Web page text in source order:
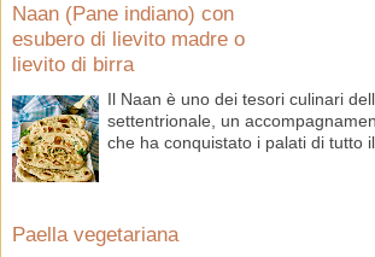
Naan (Pane indiano) con
esubero di lievito madre o
lievito di birra
Il Naan è uno dei tesori culinari
settentrionale, un
che ha conquistato i palati di tutto il
Paella vegetariana